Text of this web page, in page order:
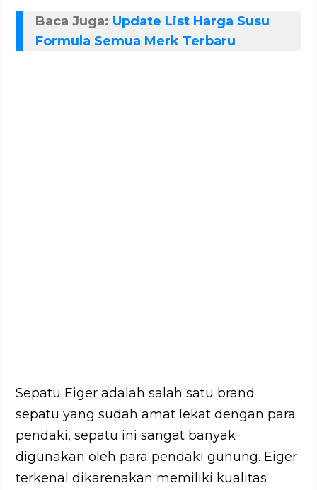
Baca Juga: Update List Harga Susu
Formula Semua Merk Terbaru
Sepatu Eiger adalah salah satu brand
sepatu yang sudah amat lekat dengan para
pendaki, sepatu ini sangat banyak
digunakan oleh para pendaki gunung. Eiger
terkenal dikarenakan memiliki kualitas